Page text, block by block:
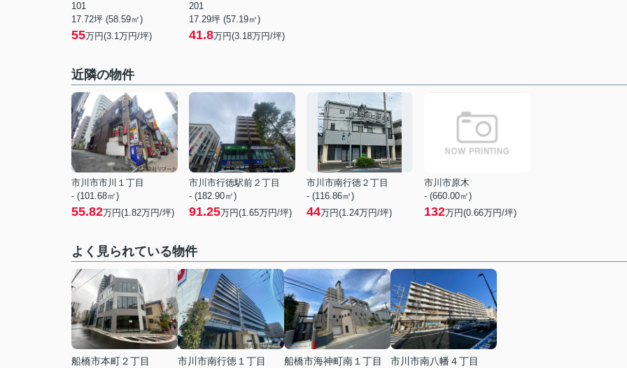
101
17.72坪 (58.59㎡)
55万円(3.1万円/坪)
201
17.29坪 (57.19㎡)
41.8万円(3.18万円/坪)
近隣の物件
市川市市川１丁目
- (101.68㎡)
55.82万円(1.82万円/坪)
市川市行徳駅前２丁目
- (182.90㎡)
91.25万円(1.65万円/坪)
市川市南行徳２丁目
- (116.86㎡)
44万円(1.24万円/坪)
市川市原木
- (660.00㎡)
132万円(0.66万円/坪)
よく見られている物件
船橋市本町２丁目
市川市南行徳１丁目
船橋市海神町南１丁目
市川市南八幡４丁目